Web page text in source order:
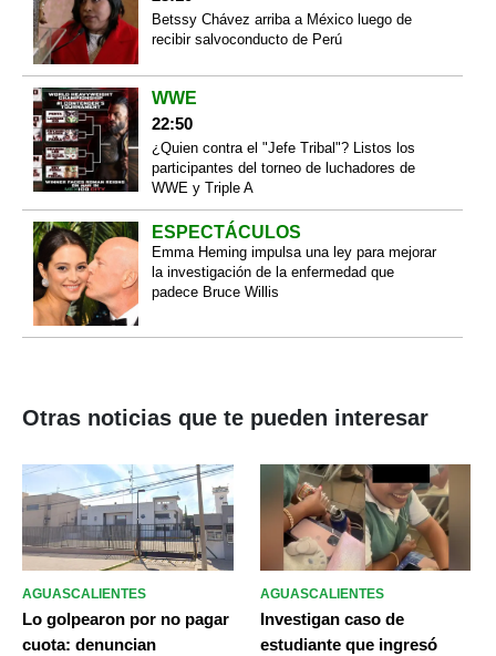
Betssy Chávez arriba a México luego de
recibir salvoconducto de Perú
WWE
22:50
¿Quien contra el "Jefe Tribal"? Listos los
participantes del torneo de luchadores de
WWE y Triple A
ESPECTÁCULOS
Emma Heming impulsa una ley para mejorar
la investigación de la enfermedad que
padece Bruce Willis
Otras noticias que te pueden interesar
AGUASCALIENTES
Lo golpearon por no pagar
cuota: denuncian
AGUASCALIENTES
Investigan caso de
estudiante que ingresó